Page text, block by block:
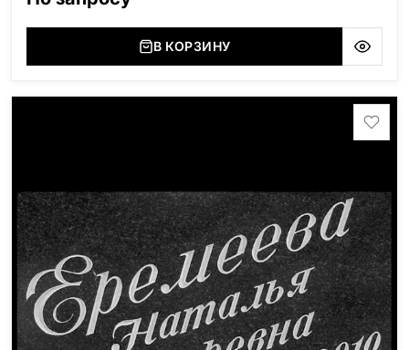
В КОРЗИНУ